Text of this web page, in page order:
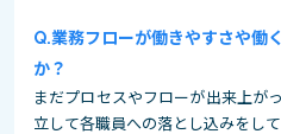
業務フローが働きやすさや働
か？
まだプロセスやフローが出来上が
立して各職員への落とし込みをして